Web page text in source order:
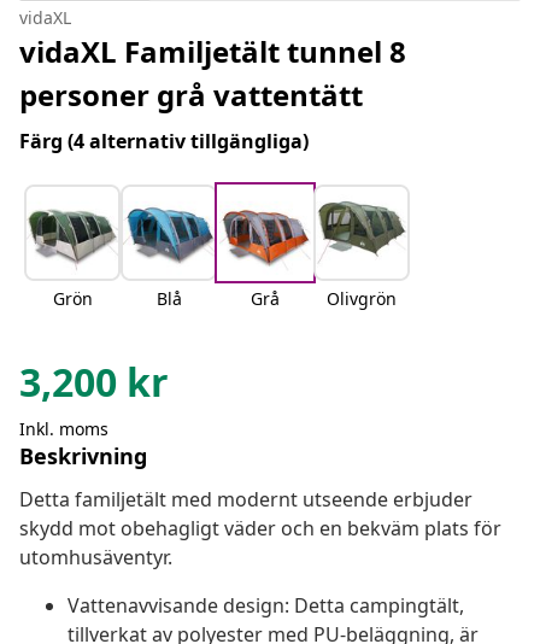
vidaXL
vidaXL Familjetält tunnel 8
personer grå vattentätt
Färg (4 alternativ tillgängliga)
Grön Blå Grå Olivgrön
3,200 kr
Inkl. moms
Beskrivning
Detta familjetält med modernt utseende erbjuder
skydd mot obehagligt väder och en bekväm plats för
utomhusäventyr.
Vattenavvisande design: Detta campingtält,
tillverkat av polyester med PU-beläggning, är